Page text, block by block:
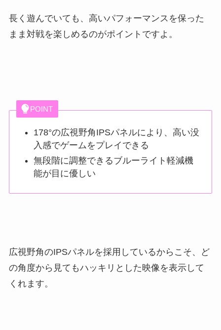
長く遊んでいても、高いパフォーマンスを保った
まま対戦を楽しめるのがポイントですよ。
POINT
178°の広視野角IPSパネルにより、高い没
入感でゲームをプレイできる
無段階に調整できるブルーライト軽減機
能が目に優しい
広視野角のIPSパネルを採用しているからこそ、ど
の角度から見てもハッキリとした映像を表示して
くれます。